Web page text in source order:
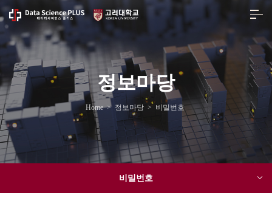
정보마당
Home> 정보마당 > 비밀번호
비밀번호